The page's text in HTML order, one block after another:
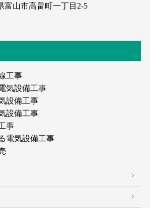
富山市高畠町一丁目2-5
工事
気設備工事
設備工事
設備工事
事
電気設備工事